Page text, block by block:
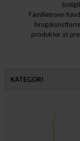
Familietroen
produkter at
KATEGORI